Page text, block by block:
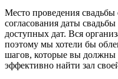
Место проведения свадьбы
согласования даты
доступных дат. Вся
поэтому мы хотели бы
шагов, которые вы должны
эффективно найти зал